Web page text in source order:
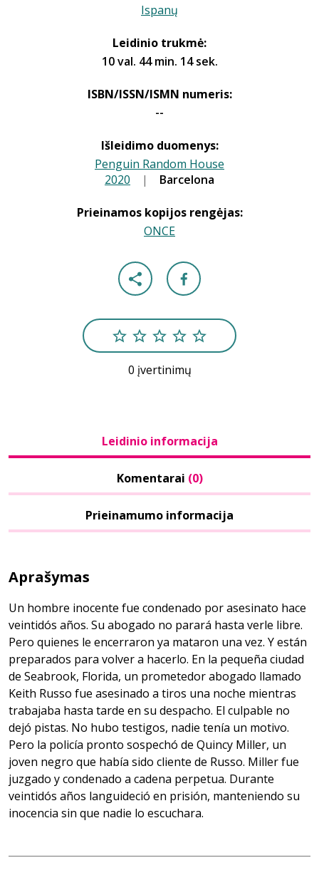
Ispanų
Leidinio trukmė:
10 val. 44 min. 14 sek.
ISBN/ISSN/ISMN numeris:
--
Išleidimo duomenys:
Penguin Random House
|
2020 | Barcelona
Prieinamos kopijos rengėjas:
ONCE
0 įvertinimų
Leidinio informacija
Komentarai (0)
Prieinamumo informacija
Aprašymas
Un hombre inocente fue condenado por asesinato hace
veintidós años. Su abogado no parará hasta verle libre.
Pero quienes le encerraron ya mataron una vez. Y están
preparados para volver a hacerlo. En la pequeña ciudad
de Seabrook, Florida, un prometedor abogado llamado
Keith Russo fue asesinado a tiros una noche mientras
trabajaba hasta tarde en su despacho. El culpable no
dejó pistas. No hubo testigos, nadie tenía un motivo.
Pero la policía pronto sospechó de Quincy Miller, un
joven negro que había sido cliente de Russo. Miller fue
juzgado y condenado a cadena perpetua. Durante
veintidós años languideció en prisión, manteniendo su
inocencia sin que nadie lo escuchara.